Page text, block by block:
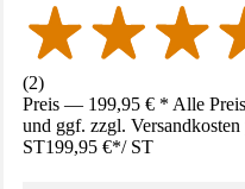
(2)
Preis — 199,95 € * Alle
und ggf. zzgl. Versandkosten
ST199,95 €*/ ST